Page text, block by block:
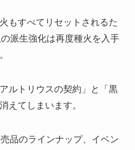
もすべてリセットされるた
派生強化は再度種火を入手
ルトリウスの契約」と「黒
えてしまいます。
品のラインナップ、イベン